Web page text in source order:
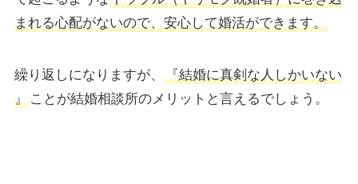
まれる心配がないので、安心して婚活ができます。
繰り返しになりますが、
『結婚に真剣な人しかいない
』
ことが結婚相談所のメリットと言えるでしょう。